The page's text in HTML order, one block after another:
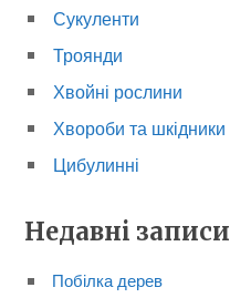
Сукуленти
Троянди
Хвойні рослини
Хвороби та шкідники
Цибулинні
Недавні записи
Побілка дерев